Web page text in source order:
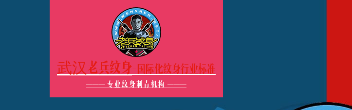
武汉老兵纹身-国际化纹身行业标准
——— 专业纹身刺青机构 ———